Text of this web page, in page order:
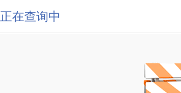
正在查询中